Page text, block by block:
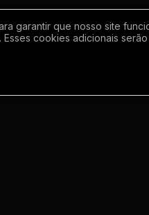
garantir que nosso site
cookies adicionais